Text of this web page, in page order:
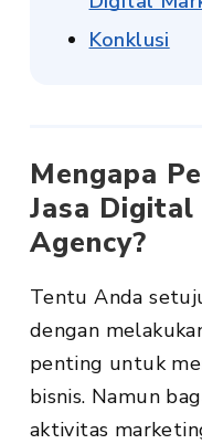
Konklusi
Mengapa
Jasa
Agency?
Tentu Anda
dengan
penting untuk
bisnis. Namun
aktivitas